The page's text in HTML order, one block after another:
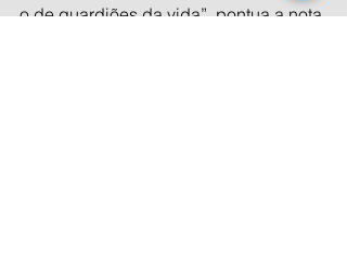
o de guardiões da vida”, pontua a nota.